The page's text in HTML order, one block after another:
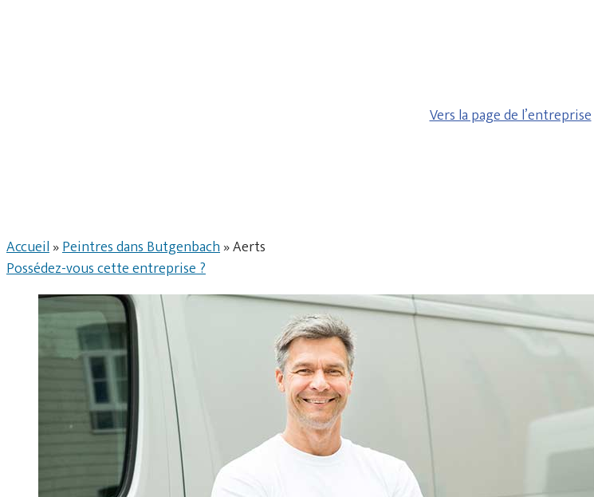
Vers la page de l’entreprise
Accueil»Peintres dans Butgenbach»Aerts
Possédez-vous cette entreprise ?